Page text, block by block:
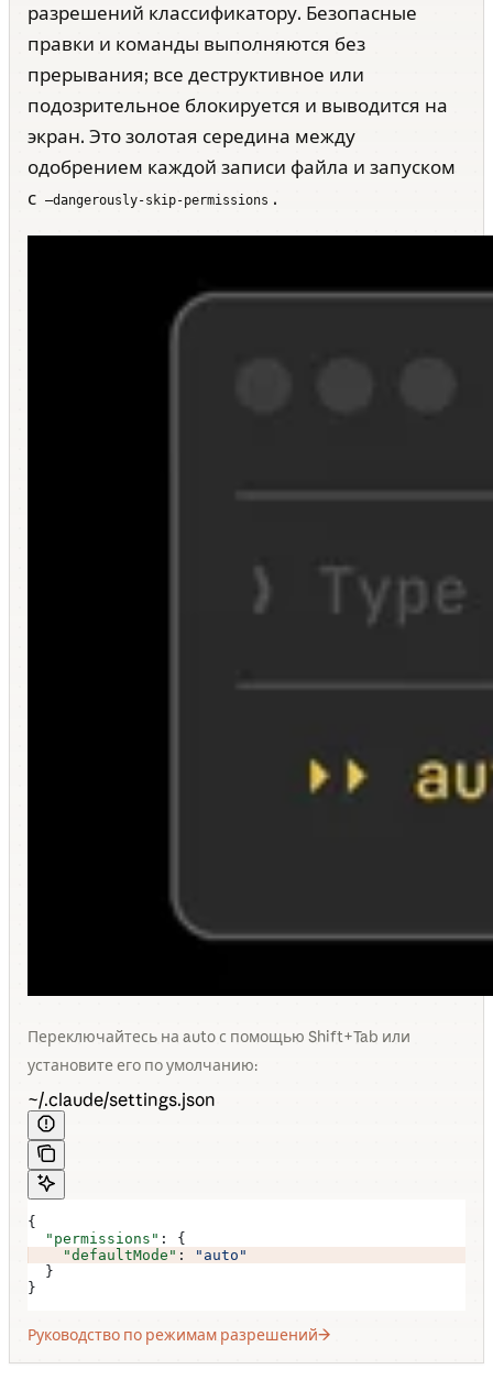
разрешений классификатору. Безопасные
правки и команды выполняются без
прерывания; все деструктивное или
подозрительное блокируется и выводится на
экран. Это золотая середина между
одобрением каждой записи файла и запуском
с —dangerously-skip-permissions .
Переключайтесь на auto с помощью Shift+Tab или
установите его по умолчанию:
~/.claude/settings.json
{
  "permissions"
: {
    "defaultMode"
:
"auto"
  }
}
Руководство по режимам разрешений